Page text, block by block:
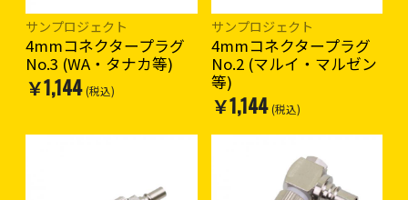
サンプロジェクト
4mmコネクタープラグ
No.3 (WA・タナカ等)
￥1,144 (税込)
サンプロジェクト
4mmコネクタープラグ
No.2 (マルイ・マルゼン
等)
￥1,144 (税込)